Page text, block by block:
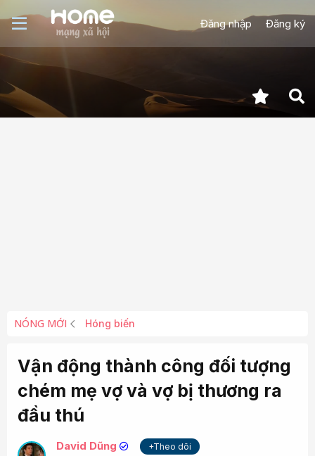
Đăng nhập Đăng ký
NÓNG MỚI Hóng biến
Vận động thành công đối tượng
chém mẹ vợ và vợ bị thương ra
đầu thú
David Dũng
+Theo dõi